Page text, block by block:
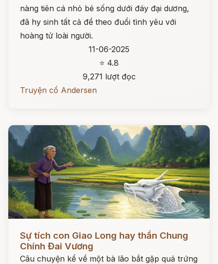
nàng tiên cá nhỏ bé sống dưới đáy đại dương,
đã hy sinh tất cả để theo đuổi tình yêu với
hoàng tử loài người.
11-06-2025
⭐ 4.8
9,271 lượt đọc
Truyện cổ Andersen
Sự tích con Giao Long hay thần Chung
Chính Đai Vương
Câu chuyện kể về một bà lão bắt gặp quả trứng